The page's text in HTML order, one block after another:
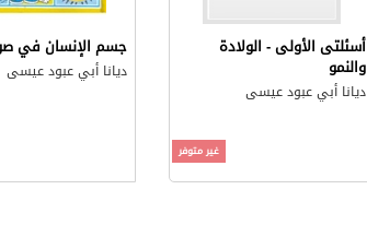
أسئلتى الأولى - الولادة
والنمو
ديانا أبي عبود عيسى
غير متوفر
جسم الإنسان في
ديانا أبي عبود عيسى